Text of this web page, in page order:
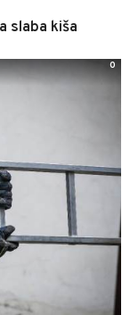
slaba kiša
0